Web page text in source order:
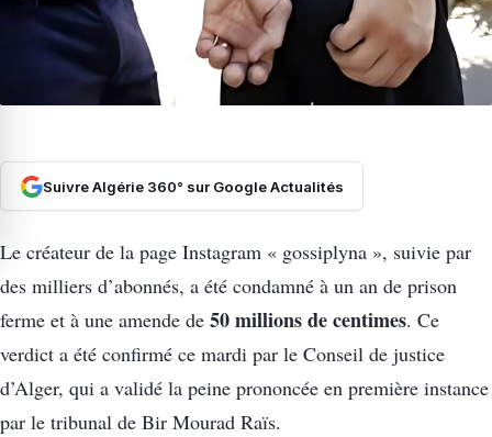
Suivre Algérie 360° sur Google Actualités
Le créateur de la page Instagram « gossiplyna », suivie par
des milliers d’abonnés, a été condamné à un an de prison
ferme et à une amende de 50 millions de centimes. Ce
verdict a été confirmé ce mardi par le Conseil de justice
d’Alger, qui a validé la peine prononcée en première instance
par le tribunal de Bir Mourad Raïs.